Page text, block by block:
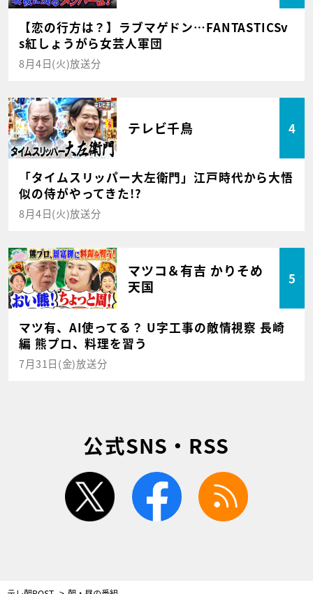
【恋の行方は？】ラブマゲドン…FANTASTICSv
s紅しょうがら女芸人軍団
8月4日(火)放送分
テレビ千鳥 4
「タイムスリッパー大左衛門」江戸時代から大悟
似の侍がやってきた!?
8月4日(火)放送分
マツコ＆有吉 かりそめ
天国
5
マツ有、AI使ってる？ U字工事の敵情視察 長崎
編 熊プロ、料理を習う
7月31日(金)放送分
公式SNS・RSS
twitter facebook